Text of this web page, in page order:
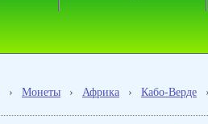
› Монеты › Африка › Кабо-Верде ›